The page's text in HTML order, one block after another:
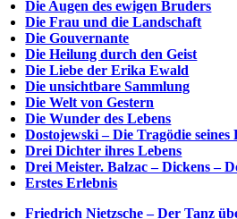
Die Augen des ewigen Bruders
Die Frau und die Landschaft
Die Gouvernante
Die Heilung durch den Geist
Die Liebe der Erika Ewald
Die unsichtbare Sammlung
Die Welt von Gestern
Die Wunder des Lebens
Dostojewski – Die Tragödie
Drei Dichter ihres Lebens
Drei Meister. Balzac – Dickens –
Erstes Erlebnis
Friedrich Nietzsche – Der Tanz